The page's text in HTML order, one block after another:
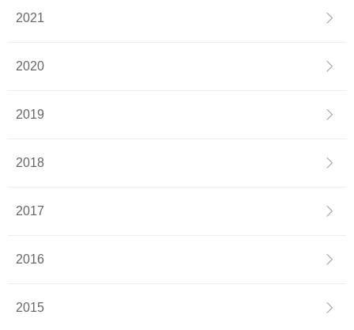
2021
2020
2019
2018
2017
2016
2015